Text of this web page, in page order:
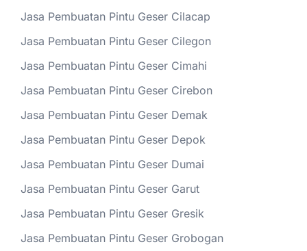
Jasa Pembuatan Pintu Geser Cilacap
Jasa Pembuatan Pintu Geser Cilegon
Jasa Pembuatan Pintu Geser Cimahi
Jasa Pembuatan Pintu Geser Cirebon
Jasa Pembuatan Pintu Geser Demak
Jasa Pembuatan Pintu Geser Depok
Jasa Pembuatan Pintu Geser Dumai
Jasa Pembuatan Pintu Geser Garut
Jasa Pembuatan Pintu Geser Gresik
Jasa Pembuatan Pintu Geser Grobogan